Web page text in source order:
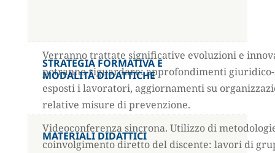
Verranno trattate significative evoluzioni e
potranno riguardare: approfondimenti
esposti i lavoratori, aggiornamenti su
relative misure di prevenzione.
STRATEGIA FORMATIVA E
MODALITÀ DIDATTICHE
Videoconferenza sincrona. Utilizzo di
coinvolgimento diretto del discente: lavori di
MATERIALI DIDATTICI